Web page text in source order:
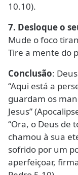
10.10).
7. Desloque o
Mude o foco
Tire a mente do
Conclusão:
“Aqui está a
guardam os
Jesus”
“Ora, o Deus de
chamou à sua
sofrido por um
aperfeiçoar,